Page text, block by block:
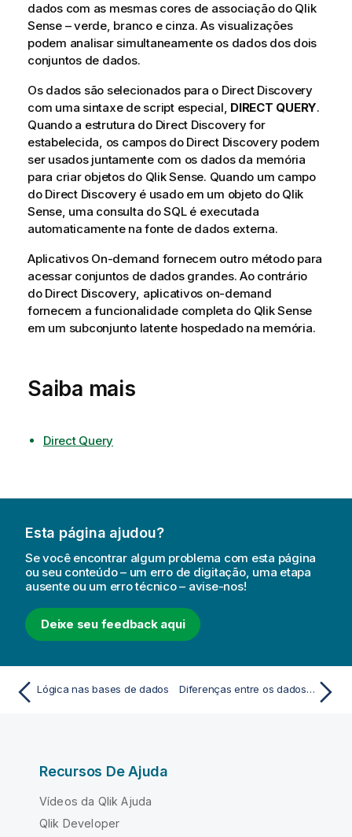
dados com as mesmas cores de associação do Qlik
Sense– verde, branco e cinza. As visualizações
podem analisar simultaneamente os dados dos dois
conjuntos de dados.
Os dados são selecionados para o Direct Discovery
com uma sintaxe de script especial, DIRECT QUERY.
Quando a estrutura do Direct Discoveryfor
estabelecida, os campos do Direct Discoverypodem
ser usados juntamente com os dados da memória
para criar objetos do Qlik Sense. Quando um campo
do Direct Discoveryé usado em um objeto do Qlik
Sense, uma consulta do SQL é executada
automaticamente na fonte de dados externa.
Aplicativos On-demand fornecem outro método para
acessar conjuntos de dados grandes. Ao contrário
do Direct Discovery, aplicativos on-demand
fornecem a funcionalidade completa do Qlik Sense
em um subconjunto latente hospedado na memória.
Saiba mais
Direct Query
Esta página ajudou?
Se você encontrar algum problema com esta página
ou seu conteúdo – um erro de digitação, uma etapa
ausente ou um erro técnico – avise-nos!
Deixe seu feedback aqui
Lógica nas bases de dados Diferenças entre os dados em memória e os dados do Direct Discovery
Recursos De Ajuda
Vídeos da Qlik Ajuda
Qlik Developer